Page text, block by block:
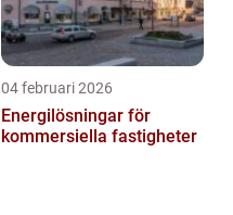
04 februari 2026
Energilösningar för
kommersiella fastigheter